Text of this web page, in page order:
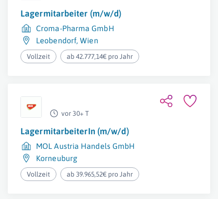
Lagermitarbeiter (m/w/d)
Croma-Pharma GmbH
Leobendorf,Wien
Vollzeit ab 42.777,14€ pro Jahr
vor 30+ T
LagermitarbeiterIn (m/w/d)
MOL Austria Handels GmbH
Korneuburg
Vollzeit ab 39.965,52€ pro Jahr